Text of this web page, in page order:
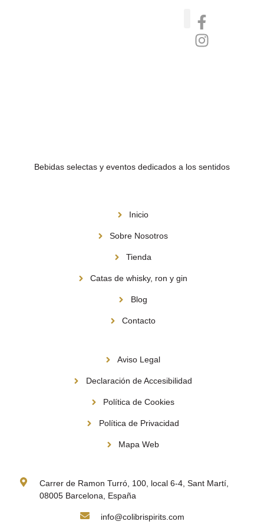
Bebidas selectas y eventos dedicados a los sentidos
Inicio
Sobre Nosotros
Tienda
Catas de whisky, ron y gin
Blog
Contacto
Aviso Legal
Declaración de Accesibilidad
Política de Cookies
Política de Privacidad
Mapa Web
Carrer de Ramon Turró, 100, local 6-4, Sant Martí,
08005 Barcelona, España
info@colibrispirits.com